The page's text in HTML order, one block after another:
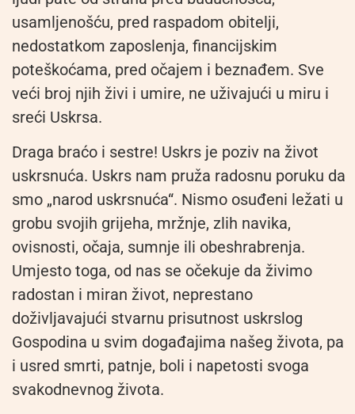
usamljenošću, pred raspadom obitelji,
nedostatkom zaposlenja, financijskim
poteškoćama, pred očajem i beznađem. Sve
veći broj njih živi i umire, ne uživajući u miru i
sreći Uskrsa.
Draga braćo i sestre! Uskrs je poziv na život
uskrsnuća. Uskrs nam pruža radosnu poruku da
smo „narod uskrsnuća“. Nismo osuđeni ležati u
grobu svojih grijeha, mržnje, zlih navika,
ovisnosti, očaja, sumnje ili obeshrabrenja.
Umjesto toga, od nas se očekuje da živimo
radostan i miran život, neprestano
doživljavajući stvarnu prisutnost uskrslog
Gospodina u svim događajima našeg života, pa
i usred smrti, patnje, boli i napetosti svoga
svakodnevnog života.